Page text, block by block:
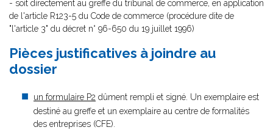
- soit directement au greffe du tribunal de commerce, en application
de l'article R123-5 du Code de commerce (procédure dite de
"l'article 3" du décret n° 96-650 du 19 juillet 1996)
Pièces justificatives à joindre au
dossier
un formulaire P2 dûment rempli et signé. Un exemplaire est
destiné au greffe et un exemplaire au centre de formalités
des entreprises (CFE).